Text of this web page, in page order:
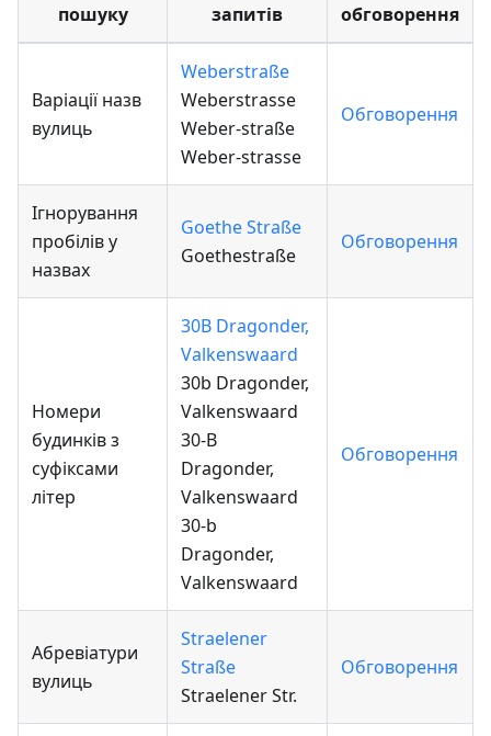
пошуку
запитів
обговорення
Варіації назв
вулиць
Weberstraße
Weberstrasse
Weber-straße
Weber-strasse
Обговорення
Ігнорування
пробілів у
назвах
Goethe Straße
Goethestraße
Обговорення
Номери
будинків з
суфіксами
літер
30B Dragonder,
Valkenswaard
30b Dragonder,
Valkenswaard
30-B
Dragonder,
Valkenswaard
30-b
Dragonder,
Valkenswaard
Обговорення
Абревіатури
вулиць
Straelener
Straße
Straelener Str.
Обговорення